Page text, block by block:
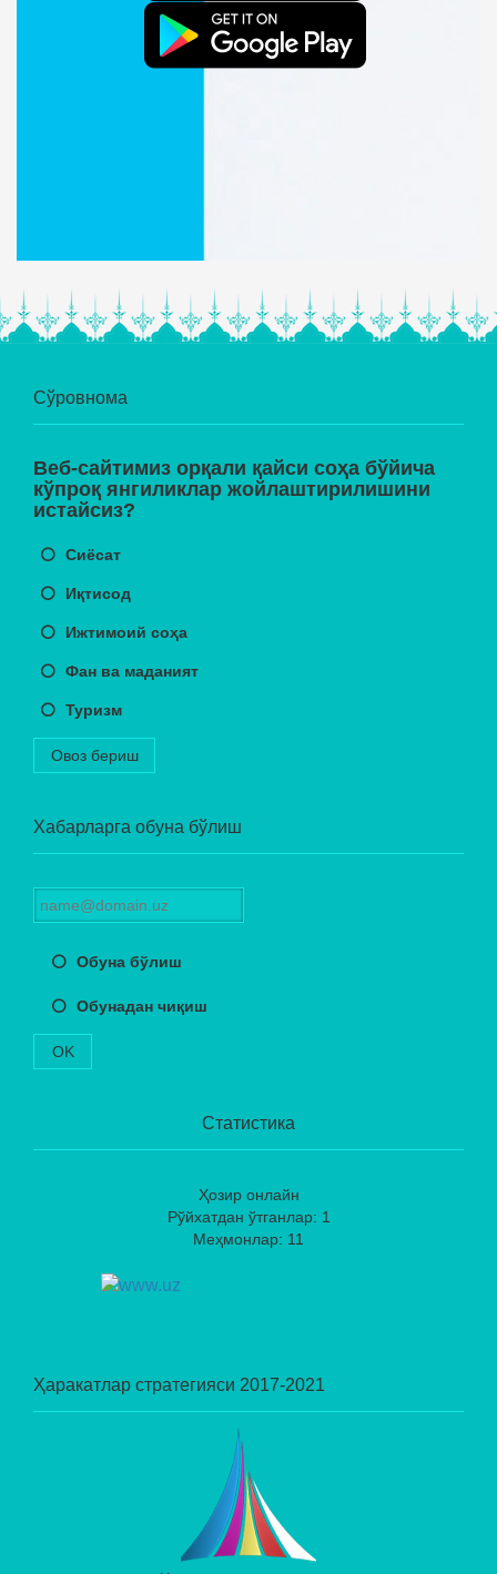
Сўровнома
Веб-сайтимиз орқали қайси соҳа бўйича
кўпроқ янгиликлар жойлаштирилишини
истайсиз?
Сиёсат
Иқтисод
Ижтимоий соҳа
Фан ва маданият
Туризм
Овоз бериш
Хабарларга обуна бўлиш
Обуна бўлиш
Обунадан чиқиш
OK
Статистика
Ҳозир онлайн
Рўйхатдан ўтганлар: 1
Меҳмонлар: 11
Ҳаракатлар стратегияси 2017-2021